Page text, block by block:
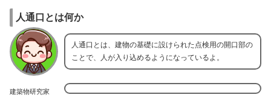
人通口とは何か
建築物研究家
人通口とは、建物の基礎に設けられた点検用の開口部の
ことで、人が入り込めるようになっているよ。